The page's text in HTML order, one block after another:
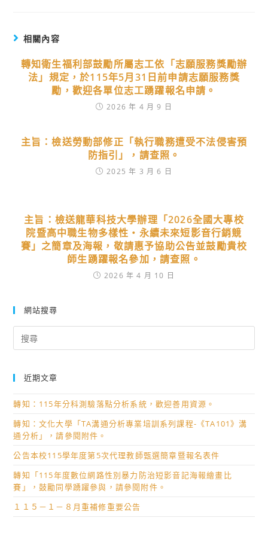
相關內容
轉知衛生福利部鼓勵所屬志工依「志願服務獎勵辦
法」規定，於115年5月31日前申請志願服務獎
勵，歡迎各單位志工踴躍報名申請。
2026 年 4 月 9 日
主旨：檢送勞動部修正「執行職務遭受不法侵害預
防指引」，請查照。
2025 年 3 月 6 日
主旨：檢送龍華科技大學辦理「2026全國大專校
院暨高中職生物多樣性‧永續未來短影音行銷競
賽」之簡章及海報，敬請惠予協助公告並鼓勵貴校
師生踴躍報名參加，請查照。
2026 年 4 月 10 日
網站搜尋
for:
近期文章
轉知：115年分科測驗落點分析系統，歡迎善用資源。
轉知：文化大學「TA溝通分析專業培訓系列課程-《TA101》溝
通分析」，請參閱附件。
公告本校115學年度第5次代理教師甄選簡章暨報名表件
轉知「115年度數位網路性別暴力防治短影音記海報繪畫比
賽」，鼓勵同學踴躍參與，請參閱附件。
１１５－１－８月重補修重要公告